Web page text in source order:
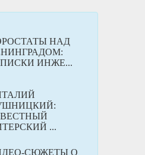
НАД
ИНЖЕ...
...
СЮЖЕТЫ О